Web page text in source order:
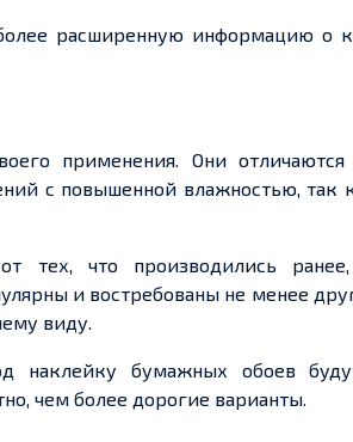
расширенную информацию о
применения. Они отличаются
с повышенной влажностью, так
тех, что производились
и востребованы не менее
виду.
наклейку бумажных обоев
чем более дорогие варианты.